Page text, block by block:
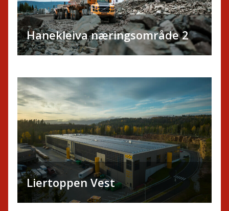
Hanekleiva næringsområde 2
Liertoppen Vest